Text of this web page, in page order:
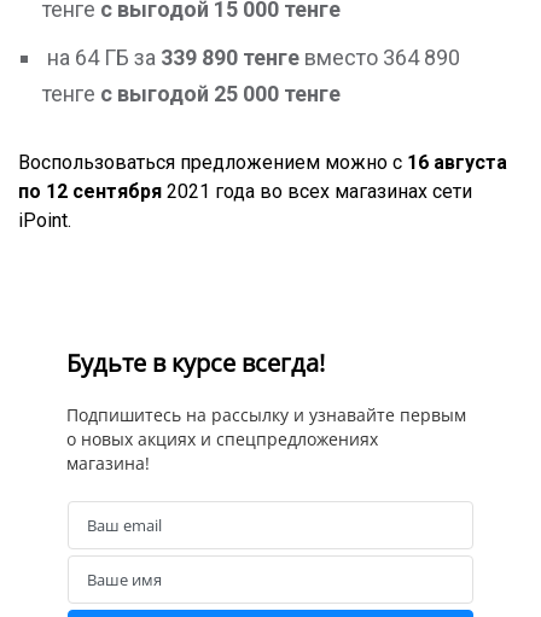
тенге с выгодой 15 000 тенге
на 64 ГБ за 339 890 тенге вместо 364 890
тенге с выгодой 25 000 тенге
Воспользоваться предложением можно с 16 августа
по 12 сентября 2021 года во всех магазинах сети
iPoint.
Будьте в курсе всегда!
Подпишитесь на рассылку и узнавайте первым
о новых акциях и спецпредложениях
магазина!
Email
Ваш email
Name
Ваше имя